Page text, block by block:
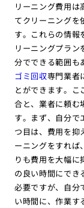
リーニング費用
てクリーニングを
す。これらの情報
リーニングプラ
分でできる範囲も
ゴミ回収専門業者
とができます。こ
合と、業者に頼む
す。まず、自分で
つ目は、費用を抑
ーニングをすれば
りも費用を大幅に
の良い時間にでき
必要ですが、自分
い時間に、作業す